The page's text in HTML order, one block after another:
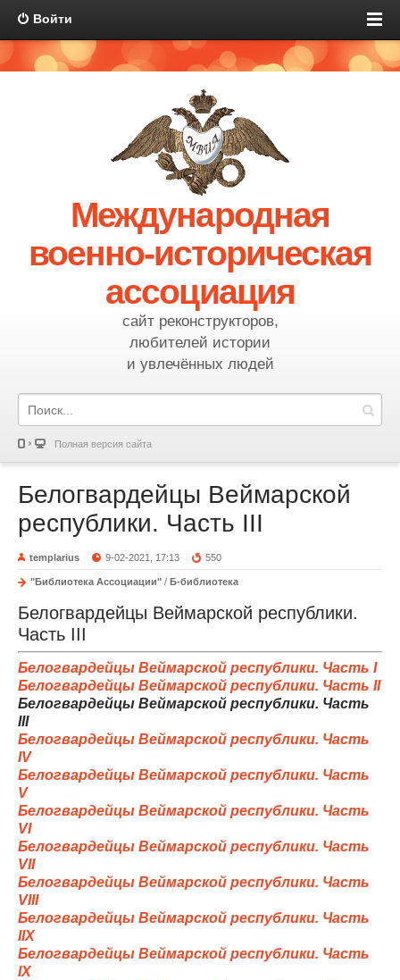
Войти
Международная
военно-историческая
ассоциация
сайт реконструкторов,
любителей истории
и увлечённых людей
Полная версия сайта
Белогвардейцы Веймарской
республики. Часть III
templarius 9-02-2021, 17:13 550
"Библиотека Ассоциации" / Б-библиотека
Белогвардейцы Веймарской республики.
Часть III
Белогвардейцы Веймарской республики. Часть I
Белогвардейцы Веймарской республики. Часть II
Белогвардейцы Веймарской республики. Часть
III
Белогвардейцы Веймарской республики. Часть
IV
Белогвардейцы Веймарской республики. Часть
V
Белогвардейцы Веймарской республики. Часть
VI
Белогвардейцы Веймарской республики. Часть
VII
Белогвардейцы Веймарской республики. Часть
VIII
Белогвардейцы Веймарской республики. Часть
IIX
Белогвардейцы Веймарской республики. Часть
IX